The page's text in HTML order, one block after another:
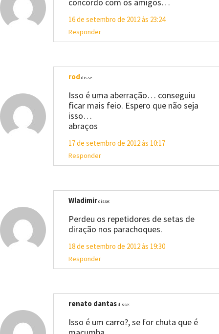
16 de setembro de 2012 às 23:24
Responder
rod disse:
Isso é uma aberração… conseguiu
ficar mais feio. Espero que não seja
isso…
abraços
17 de setembro de 2012 às 10:17
Responder
Wladimirdisse:
Perdeu os repetidores de setas de
diração nos parachoques.
18 de setembro de 2012 às 19:30
Responder
renato dantasdisse:
Isso é um carro?, se for chuta que é